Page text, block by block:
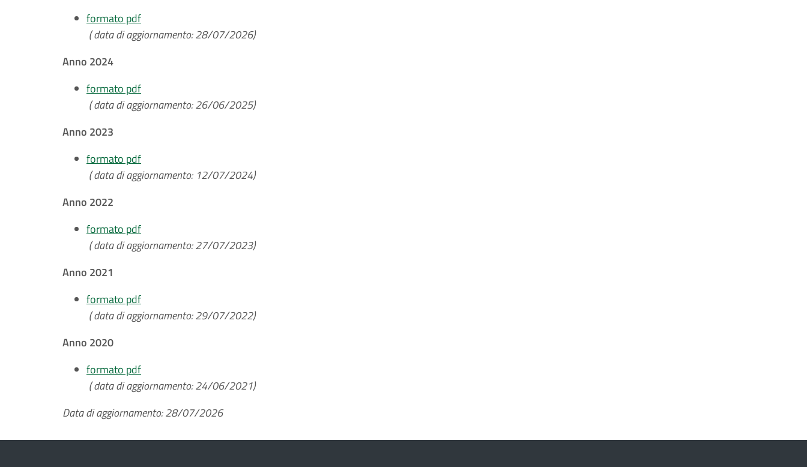
formato pdf
( data di aggiornamento: 28/07/2026)
Anno 2024
formato pdf
( data di aggiornamento: 26/06/2025)
Anno 2023
formato pdf
( data di aggiornamento: 12/07/2024)
Anno 2022
formato pdf
( data di aggiornamento: 27/07/2023)
Anno 2021
formato pdf
( data di aggiornamento: 29/07/2022)
Anno 2020
formato pdf
( data di aggiornamento: 24/06/2021)
Data di aggiornamento: 28/07/2026